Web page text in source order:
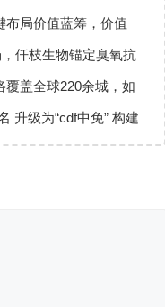
布局价值蓝筹，价值
仟枝生物锚定臭氧抗
覆盖全球220余城，如
升级为“cdf中免” 构建